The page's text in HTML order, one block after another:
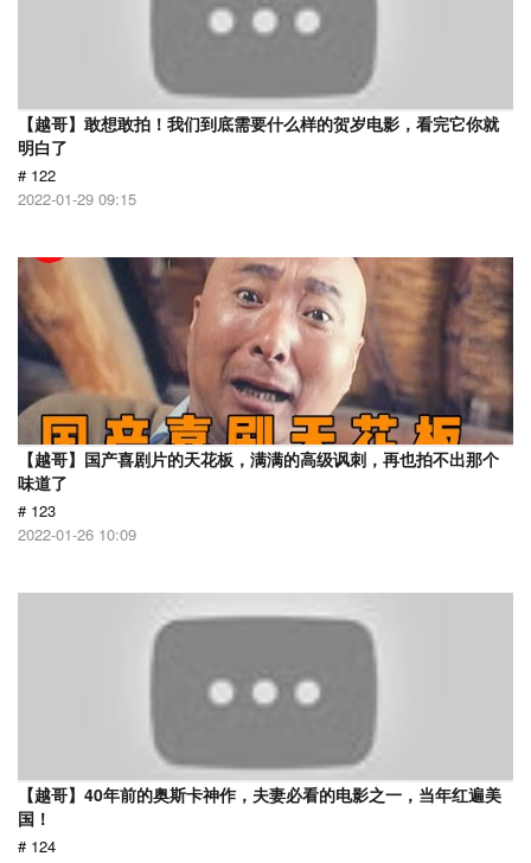
【越哥】敢想敢拍！我们到底需要什么样的贺岁电影，看完它你就
明白了
# 122
2022-01-29 09:15
【越哥】国产喜剧片的天花板，满满的高级讽刺，再也拍不出那个
味道了
# 123
2022-01-26 10:09
【越哥】40年前的奥斯卡神作，夫妻必看的电影之一，当年红遍美
国！
# 124